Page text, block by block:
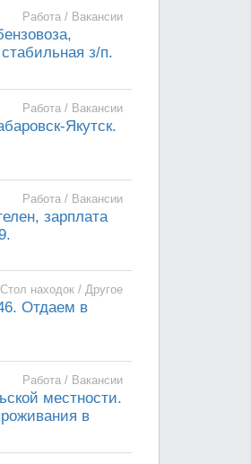
Работа / Вакансии
з/п.
Работа / Вакансии
Якутск.
Работа / Вакансии
зарплата
Стол находок / Другое
Отдаем в
Работа / Вакансии
местности.
в